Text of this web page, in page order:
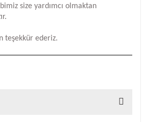
size yardımcı olmaktan
teşekkür ederiz.